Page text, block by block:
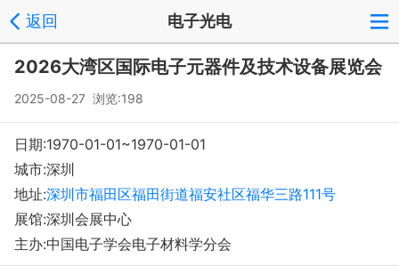
返回 电子光电
2026大湾区国际电子元器件及技术设备展览会
2025-08-27 浏览:198
日期:1970-01-01~1970-01-01
城市:深圳
地址:深圳市福田区福田街道福安社区福华三路111号
展馆:深圳会展中心
主办:中国电子学会电子材料学分会
注册 反馈
Copyright © 2008-2018 环球会展网 fairglobal.com.cn 版权所有